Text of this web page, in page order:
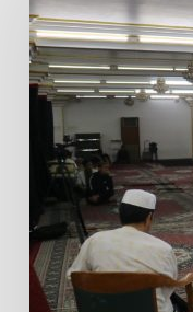
Tartibi
ICC
Jakarta:
Syaikh
Mohammad
Sharifani
Mengulas
Makna
Sumpah
dalam